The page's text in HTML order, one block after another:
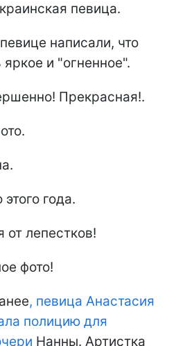
певица.
написали, что
и "огненное".
Прекрасная!.
года.
лепестков!
фото!
, певица Анастасия
полицию для
Нанны. Артистка